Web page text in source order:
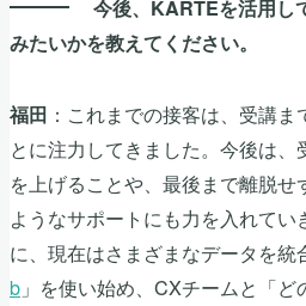
今後、KARTEを活用し
みたいかを教えてください。
福田 ：これまでの接客は、受講
とに注力してきました。今後は
を上げることや、最後まで離脱
ようなサポートにも力を入れて
に、現在はさまざまなデータを統
b 」を使い始め、CXチームと「ど